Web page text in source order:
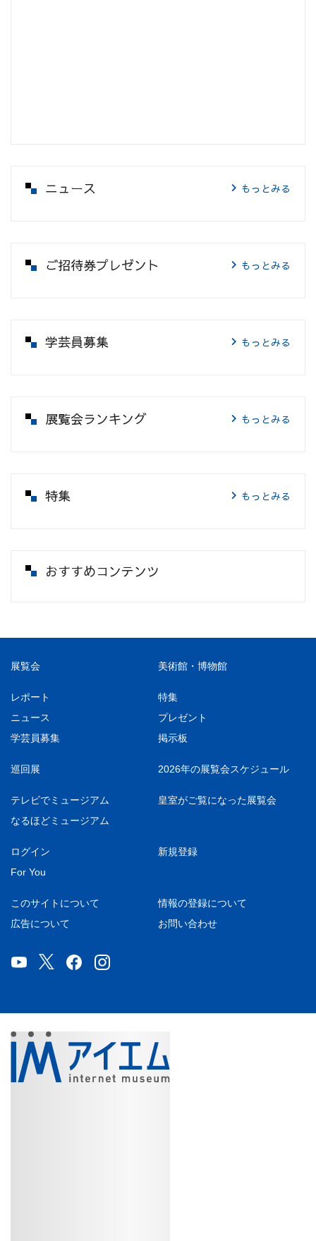
ニュース もっとみる
ご招待券プレゼント もっとみる
学芸員募集 もっとみる
展覧会ランキング もっとみる
特集 もっとみる
おすすめコンテンツ
展覧会 美術館・博物館
レポート
特集
ニュース
プレゼント
学芸員募集
掲示板
巡回展 2026年の展覧会スケジュール
テレビでミュージアム
皇室がご覧になった展覧会
なるほどミュージアム
ログイン
新規登録
For You
このサイトについて
情報の登録について
広告について
お問い合わせ